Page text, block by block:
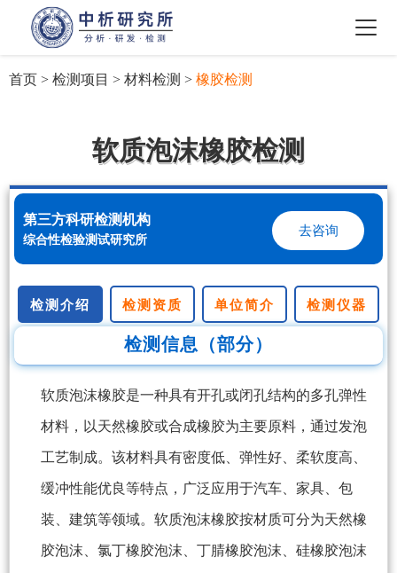
首页 > 检测项目 > 材料检测 > 橡胶检测
软质泡沫橡胶检测
第三方科研检测机构
综合性检验测试研究所
去咨询
检测介绍 检测资质 单位简介 检测仪器
检测信息（部分）
软质泡沫橡胶是一种具有开孔或闭孔结构的多孔弹性
材料，以天然橡胶或合成橡胶为主要原料，通过发泡
工艺制成。该材料具有密度低、弹性好、柔软度高、
缓冲性能优良等特点，广泛应用于汽车、家具、包
装、建筑等领域。软质泡沫橡胶按材质可分为天然橡
胶泡沫、氯丁橡胶泡沫、丁腈橡胶泡沫、硅橡胶泡沫